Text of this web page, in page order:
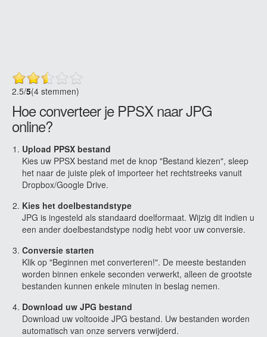
2.5/5(4 stemmen)
Hoe converteer je PPSX naar JPG
online?
Upload PPSX bestand
Kies uw PPSX bestand met de knop "Bestand kiezen", sleep
het naar de juiste plek of importeer het rechtstreeks vanuit
Dropbox/Google Drive.
Kies het doelbestandstype
JPG is ingesteld als standaard doelformaat. Wijzig dit indien u
een ander doelbestandstype nodig hebt voor uw conversie.
Conversie starten
Klik op "Beginnen met converteren!". De meeste bestanden
worden binnen enkele seconden verwerkt, alleen de grootste
bestanden kunnen enkele minuten in beslag nemen.
Download uw JPG bestand
Download uw voltooide JPG bestand. Uw bestanden worden
automatisch van onze servers verwijderd.